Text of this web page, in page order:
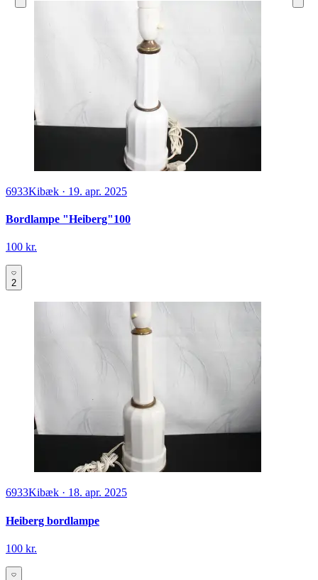
6933Kibæk · 19. apr. 2025
Bordlampe "Heiberg"100
100 kr.
2
6933Kibæk · 18. apr. 2025
Heiberg bordlampe
100 kr.